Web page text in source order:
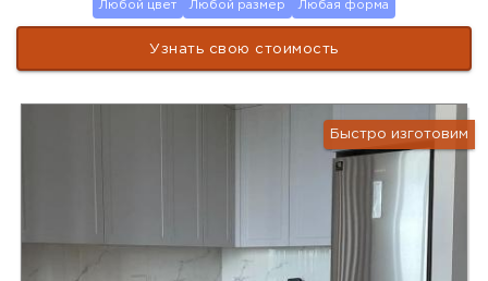
Любой цвет Любой размер Любая форма
Узнать свою стоимость
Быстро изготовим